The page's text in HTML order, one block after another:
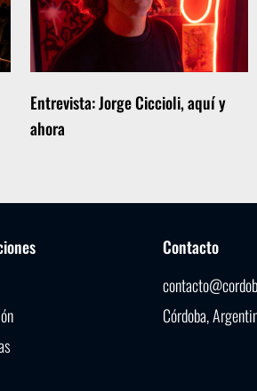
Entrevista: Jorge Ciccioli, aquí y
ahora
Contacto
Córdoba,